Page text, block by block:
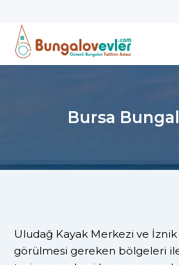
Bursa
Uludağ Kayak Merkezi ve
görülmesi gereken bölgeleri